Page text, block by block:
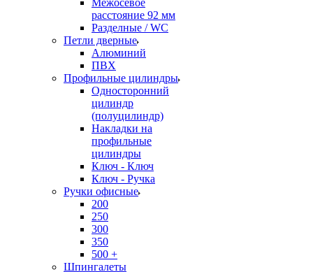
Межосевое
расстояние 92 мм
Разделные / WC
Петли дверные
Алюминий
ПВХ
Профильные цилиндры
Односторонний
цилиндр
(полуцилиндр)
Накладки на
профильные
цилиндры
Ключ - Ключ
Ключ - Ручка
Ручки офисные
200
250
300
350
500 +
Шпингалеты